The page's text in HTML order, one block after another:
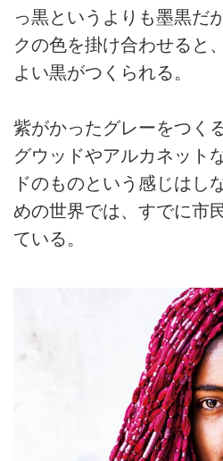
っ黒というよりも墨黒だ
クの色を掛け合わせると
よい黒がつくられる。
紫がかったグレーをつく
グウッドやアルカネット
ドのものという感じはし
めの世界では、すでに市
ている。